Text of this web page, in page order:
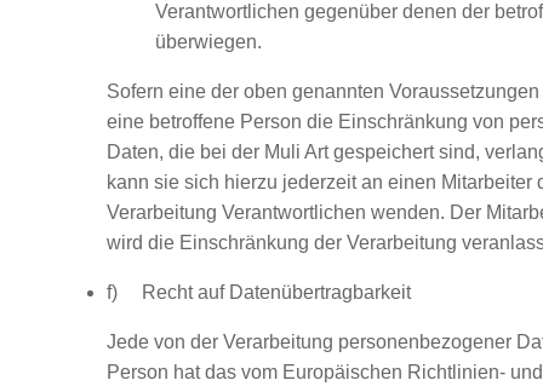
Verantwortlichen gegenüber denen der
überwiegen.
Sofern eine der oben genannten
eine betroffene Person die Einschränkung von
Daten, die bei der Muli Art gespeichert sind,
kann sie sich hierzu jederzeit an einen Mitarbeiter
Verarbeitung Verantwortlichen wenden. Der
wird die Einschränkung der Verarbeitung
f) Recht auf Datenübertragbarkeit
Jede von der Verarbeitung personenbezogener
Person hat das vom Europäischen Richtlinien- und